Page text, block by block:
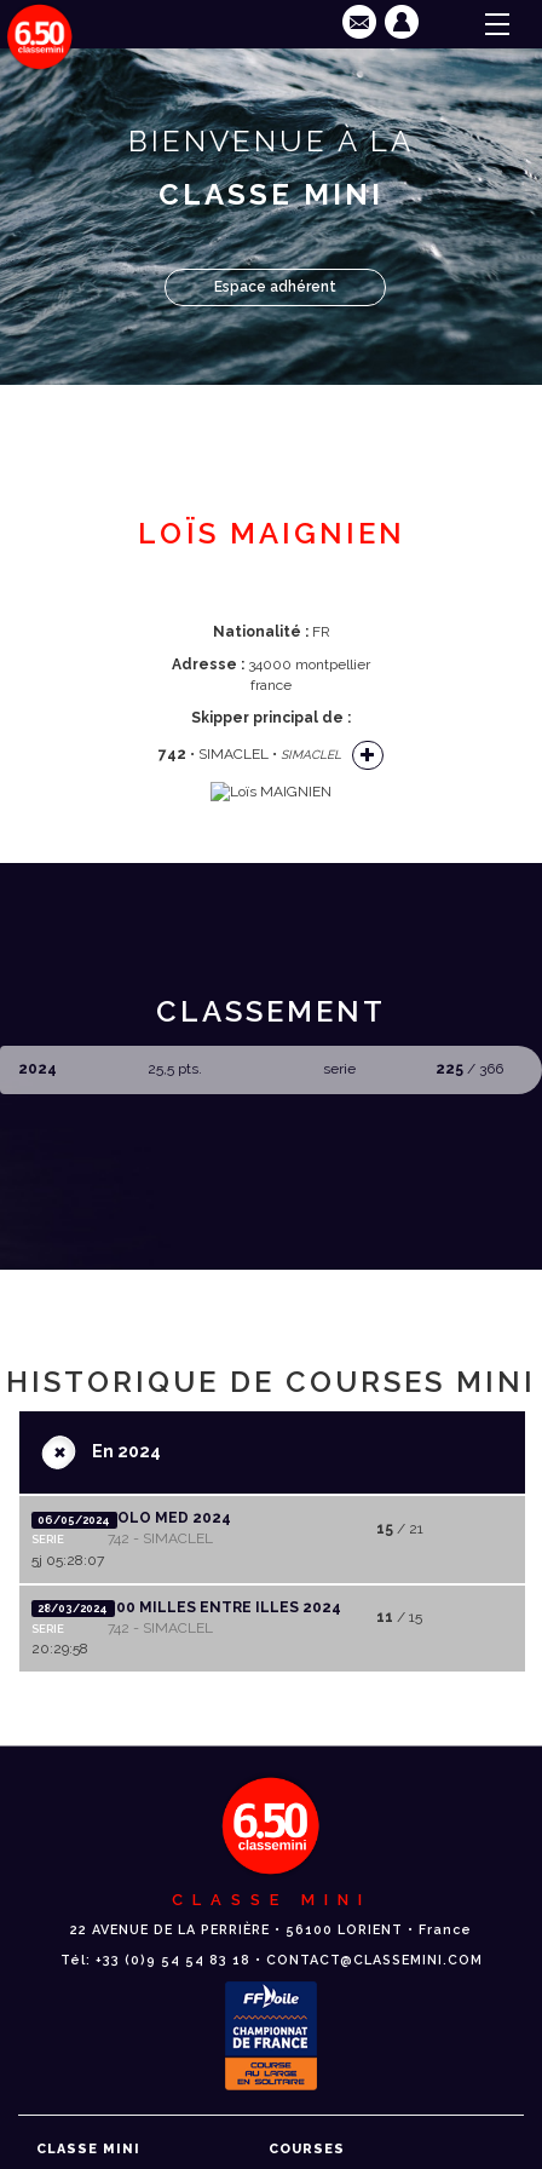
BIENVENUE À LA
CLASSE MINI
Espace adhérent
LOÏS MAIGNIEN
Nationalité :FR
Adresse : 34000 montpellier
france
Skipper principal de :
742 • SIMACLEL • SIMACLEL
CLASSEMENT
2024 25,5 pts. serie 225/ 366
HISTORIQUE DE COURSES MINI
+En 2024
06/05/2024
SERIE
SOLO MED 2024
742 - SIMACLEL
15/ 21
5j 05:28:07
28/03/2024
SERIE
100 MILLES ENTRE ILLES 2024
742 - SIMACLEL
11 / 15
20:29:58
CLASSE MINI
22 AVENUE DE LA PERRIÈRE • 56100 LORIENT • France
Tél: +33 (0)9 54 54 83 18 • CONTACT@CLASSEMINI.COM
CLASSE MINI COURSES